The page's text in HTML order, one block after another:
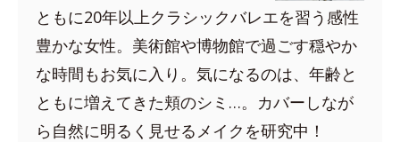
ともに20年以上クラシックバレエを習う感性
豊かな女性。美術館や博物館で過ごす穏やか
な時間もお気に入り。気になるのは、年齢と
ともに増えてきた頬のシミ…。カバーしなが
ら自然に明るく見せるメイクを研究中！